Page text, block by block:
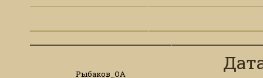
Рыбаков_ОА